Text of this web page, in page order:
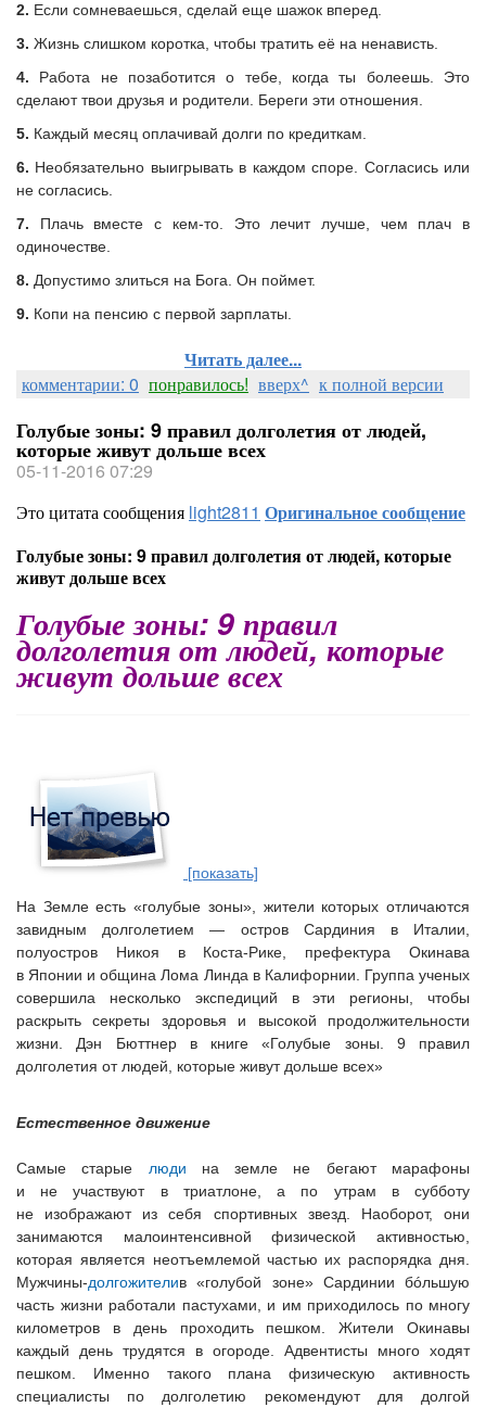
2. Если сомневаешься, сделай еще шажок вперед.
3. Жизнь слишком коротка, чтобы тратить её на ненависть.
4. Работа не позаботится о тебе, когда ты болеешь. Это
сделают твои друзья и родители. Береги эти отношения.
5. Каждый месяц оплачивай долги по кредиткам.
6. Необязательно выигрывать в каждом споре. Согласись или
не согласись.
7. Плачь вместе с кем-то. Это лечит лучше, чем плач в
одиночестве.
8. Допустимо злиться на Бога. Он поймет.
9. Копи на пенсию с первой зарплаты.
Читать далее...
комментарии: 0 понравилось! вверх^ к полной версии
Голубые зоны: 9 правил долголетия от людей,
которые живут дольше всех
05-11-2016 07:29
Это цитата сообщения light2811 Оригинальное сообщение
Голубые зоны: 9 правил долголетия от людей, которые
живут дольше всех
Голубые зоны: 9 правил
долголетия от людей, которые
живут дольше всех
[показать]
На Земле есть «голубые зоны», жители которых отличаются
завидным долголетием — остров Сардиния в Италии,
полуостров Никоя в Коста-Рике, префектура Окинава
в Японии и община Лома Линда в Калифорнии. Группа ученых
совершила несколько экспедиций в эти регионы, чтобы
раскрыть секреты здоровья и высокой продолжительности
жизни. Дэн Бюттнер в книге «Голубые зоны. 9 правил
долголетия от людей, которые живут дольше всех»
Естественное движение
Самые старые люди на земле не бегают марафоны
и не участвуют в триатлоне, а по утрам в субботу
не изображают из себя спортивных звезд. Наоборот, они
занимаются малоинтенсивной физической активностью,
которая является неотъемлемой частью их распорядка дня.
Мужчины-долгожителив «голубой зоне» Сардинии бóльшую
часть жизни работали пастухами, и им приходилось по многу
километров в день проходить пешком. Жители Окинавы
каждый день трудятся в огороде. Адвентисты много ходят
пешком. Именно такого плана физическую активность
специалисты по долголетию рекомендуют для долгой